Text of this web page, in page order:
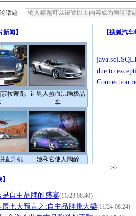
论话题
新闻 】
拉蒂跑
让男人热血沸腾极品
车
直升机 她和它使人陶醉
【搜狐汽车
due to
Connection
>>
】
是自主品牌的盛宴(11/23 08:40)
展七大预言之:自主品牌挑大梁(11/24 08:24)